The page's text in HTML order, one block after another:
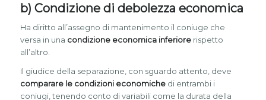
b) Condizione di debolezza economica
Ha diritto all’assegno di mantenimento il coniuge che
versa in una condizione economica inferiorerispetto
all’altro.
Il giudice della separazione, con sguardo attento, deve
comparare le condizioni economichedi entrambi i
coniugi, tenendo conto di variabili come la durata della